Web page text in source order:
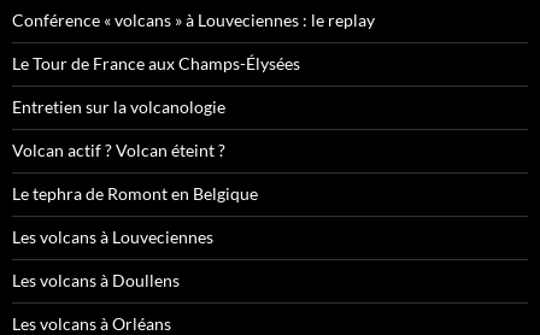
Conférence « volcans » à Louveciennes : le replay
Le Tour de France aux Champs-Élysées
Entretien sur la volcanologie
Volcan actif ? Volcan éteint ?
Le tephra de Romont en Belgique
Les volcans à Louveciennes
Les volcans à Doullens
Les volcans à Orléans